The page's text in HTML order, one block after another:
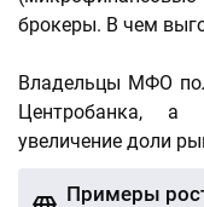
брокеры. В чем
Владельцы МФО
Центробанка, а
увеличение доли
Примеры